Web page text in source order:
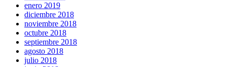
enero 2019
diciembre 2018
noviembre 2018
octubre 2018
septiembre 2018
agosto 2018
julio 2018